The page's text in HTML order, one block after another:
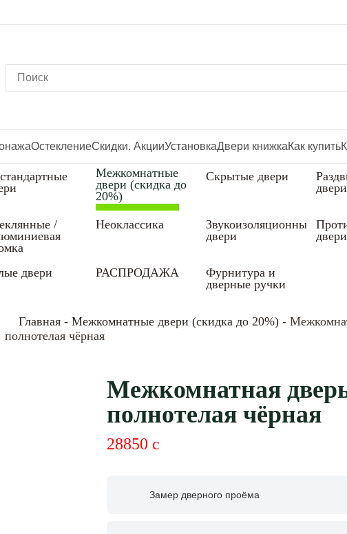
ОстеклениеСкидки. АкцииУстановкаДвери книжкаКак купить
Межкомнатные
двери (скидка до
20%)
Скрытые двери
/
Неоклассика
Звукоизоляционные
двери
двери РАСПРОДАЖА
Фурнитура и
дверные ручки
Главная - Межкомнатные двери (скидка до 20%) -
полнотелая чёрная
Межкомнатная
полнотелая чёрная
28850 c
Замер дверного проёма